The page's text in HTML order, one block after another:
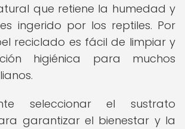
que retiene la humedad y
ingerido por los reptiles. Por
reciclado es fácil de limpiar y
higiénica para muchos
seleccionar el sustrato
garantizar el bienestar y la